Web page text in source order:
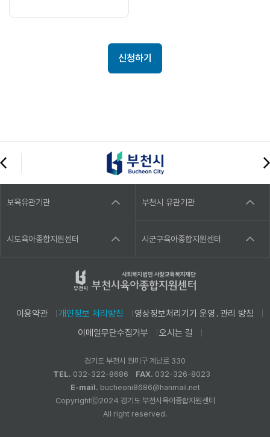
신청하기
보육유관기관 부천시 유관기관
시도육아종합지원센터 시군구육아종합지원센터
이용약관 개인정보 처리방침
영상정보처리기기 운영․관리 방침
이메일무단수집거부
오시는 길
경기도 부천시 원미구 계남로 330
TEL. 032-322-8686 FAX. 032-326-8023
E-mail. bucheoni8686@hanmail.net
Copyrightⓒ2024 경기도 부천시육아종합지원센터
All right reserved.